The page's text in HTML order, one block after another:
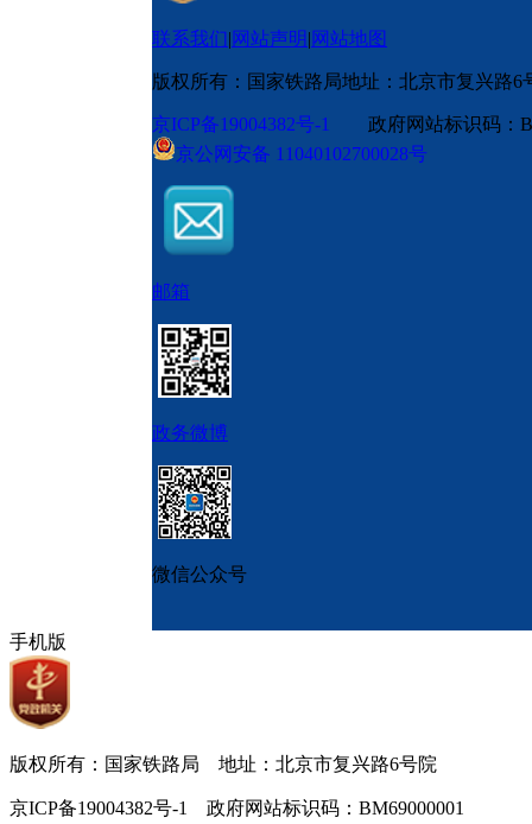
联系我们|网站声明|网站地图
版权所有：国家铁路局地址：北京市复兴路6
京ICP备19004382号-1
政府网站标识码
京公网安备 11040102700028号
邮箱
政务微博
微信公众号
手机版
版权所有：国家铁路局 地址：北京市复兴路6号院
京ICP备19004382号-1 政府网站标识码：BM69000001